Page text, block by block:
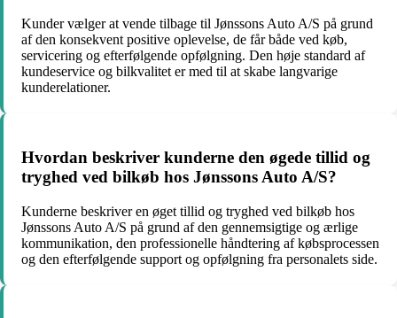
Kunder vælger at vende tilbage til Jønssons Auto A/S på grund
af den konsekvent positive oplevelse, de får både ved køb,
servicering og efterfølgende opfølgning. Den høje standard af
kundeservice og bilkvalitet er med til at skabe langvarige
kunderelationer.
Hvordan beskriver kunderne den øgede tillid og
tryghed ved bilkøb hos Jønssons Auto A/S?
Kunderne beskriver en øget tillid og tryghed ved bilkøb hos
Jønssons Auto A/S på grund af den gennemsigtige og ærlige
kommunikation, den professionelle håndtering af købsprocessen
og den efterfølgende support og opfølgning fra personalets side.